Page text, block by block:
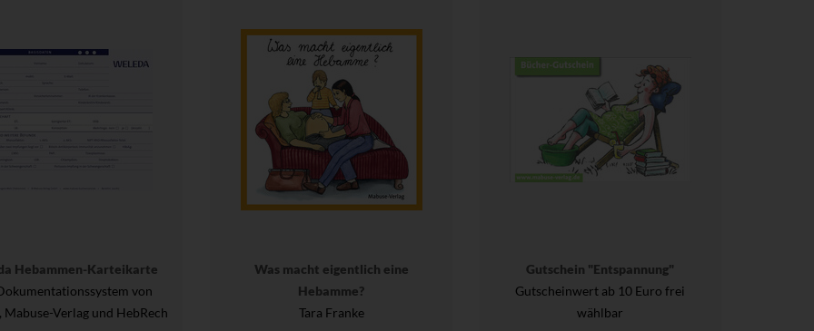
Hebammen-Karteikarte
von
Mabuse-Verlag und HebRech
Was macht eigentlich eine
Hebamme?
Tara Franke
Gutschein "Entspannung"
Gutscheinwert ab 10 Euro frei
wählbar